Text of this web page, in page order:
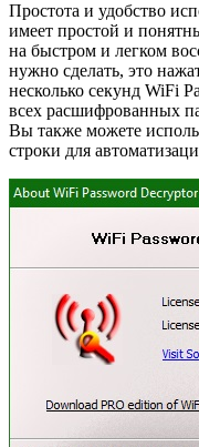
Простота и удобство
имеет простой и
на быстром и легком
нужно сделать, это
несколько секунд WiFi
всех расшифрованных
Вы также можете
строки для